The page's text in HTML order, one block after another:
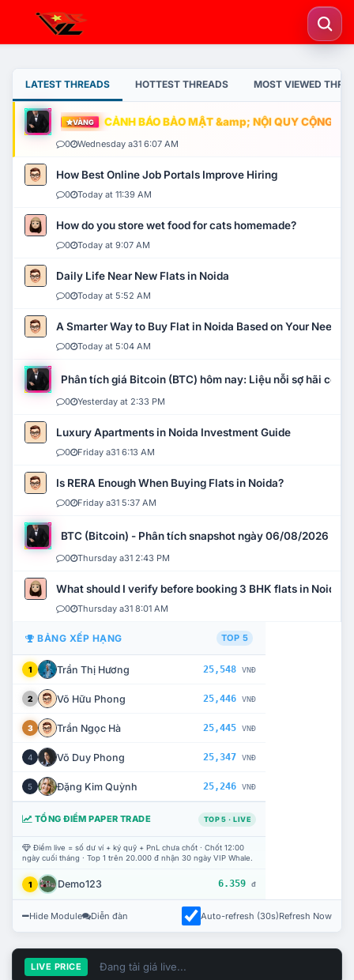
LATEST THREADS HOTTEST THREADS MOST VIEWED
VÀNG CẢNH BÁO BẢO MẬT &amp; NỘI QUY CỘNG
0 Wednesday a31 6:07 AM
How Best Online Job Portals Improve Hiring
0 Today at 11:39 AM
How do you store wet food for cats homemade?
0 Today at 9:07 AM
Daily Life Near New Flats in Noida
0 Today at 5:52 AM
A Smarter Way to Buy Flat in Noida Based on Your Needs
0 Today at 5:04 AM
Phân tích giá Bitcoin (BTC) hôm nay: Liệu nỗi sợ hãi có
0 Yesterday at 2:33 PM
Luxury Apartments in Noida Investment Guide
0 Friday a31 6:13 AM
Is RERA Enough When Buying Flats in Noida?
0 Friday a31 5:37 AM
BTC (Bitcoin) - Phân tích snapshot ngày 06/08/2026
0 Thursday a31 2:43 PM
What should I verify before booking 3 BHK flats in Noida?
0 Thursday a31 8:01 AM
BẢNG XẾP HẠNG TOP 5
1 Trần Thị Hương 25,548 VNĐ
2 Võ Hữu Phong 25,446 VNĐ
3 Trần Ngọc Hà 25,445 VNĐ
4 Võ Duy Phong 25,347 VNĐ
5 Đặng Kim Quỳnh 25,246 VNĐ
TỔNG ĐIỂM PAPER TRADE TOP 5 · LIVE
Điểm live = số dư ví + ký quỹ + PnL chưa chốt · Chốt 12:00
ngày cuối tháng · Top 1 trên 20.000 đ nhận 30 ngày VIP Whale.
1 Demo123 6.359 đ
Hide Module Diễn đàn Auto-refresh (30s)Refresh Now
LIVE PRICE Đang tải giá live...